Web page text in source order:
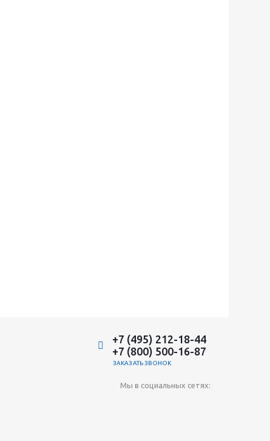
+7 (495) 212-18-44
+7 (800) 500-16-87
ЗАКАЗАТЬ ЗВОНОК
Мы в социальных сетях: